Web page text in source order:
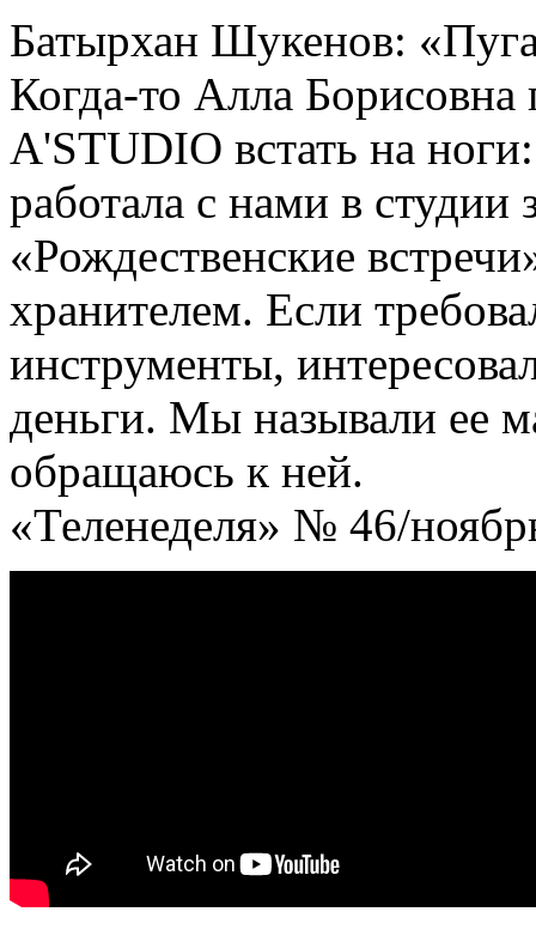
Батырхан Шукенов:
Когда-то Алла Борисовна
A'STUDIO встать на
работала с нами в студии
«Рождественские
хранителем. Если
инструменты,
деньги. Мы называли ее
обращаюсь к ней.
«Теленеделя» № 46/